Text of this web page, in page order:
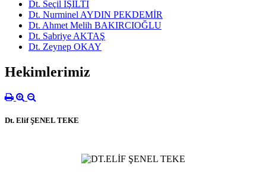
Dt. Seçil IŞILTI
Dt. Nurminel AYDIN PEKDEMİR
Dt. Ahmet Melih BAKIRCIOĞLU
Dt. Sabriye AKTAŞ
Dt. Zeynep OKAY
Hekimlerimiz
Dt. Elif ŞENEL TEKE